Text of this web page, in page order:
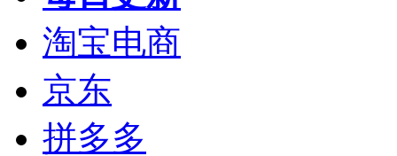
淘宝电商
京东
拼多多